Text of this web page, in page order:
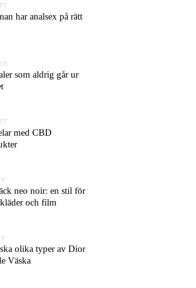
har analsex på rätt
som aldrig går ur
med CBD
neo noir: en stil för
och film
olika typer av Dior
Väska